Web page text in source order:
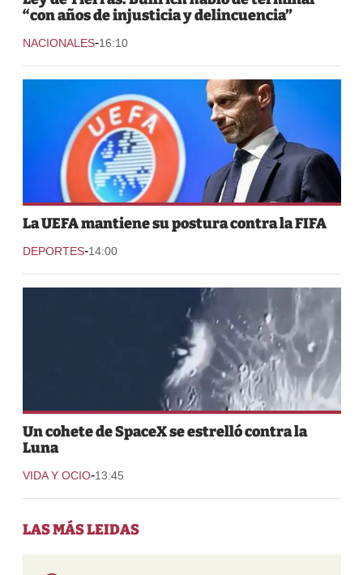
“con años de injusticia y delincuencia”
NACIONALES-16:10
La UEFA mantiene su postura contra la FIFA
DEPORTES-14:00
Un cohete de SpaceX se estrelló contra la
Luna
VIDA Y OCIO-13:45
LAS MÁS LEIDAS